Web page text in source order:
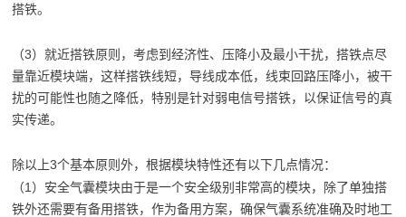
搭铁。
（3）就近搭铁原则，考虑到经济性、压降小及最小干扰，搭铁点尽
量靠近模块端，这样搭铁线短，导线成本低，线束回路压降小，被干
扰的可能性也随之降低，特别是针对弱电信号搭铁，以保证信号的真
实传递。
除以上3个基本原则外，根据模块特性还有以下几点情况：
（1）安全气囊模块由于是一个安全级别非常高的模块，除了单独搭
铁外还需要有备用搭铁，作为备用方案，确保气囊系统准确及时地工